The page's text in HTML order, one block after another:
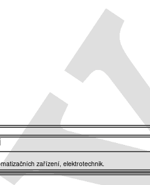
zařízení, elektrotechnik.